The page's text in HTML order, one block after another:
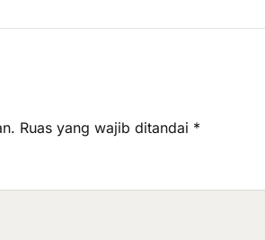
Ruas yang wajib ditandai *